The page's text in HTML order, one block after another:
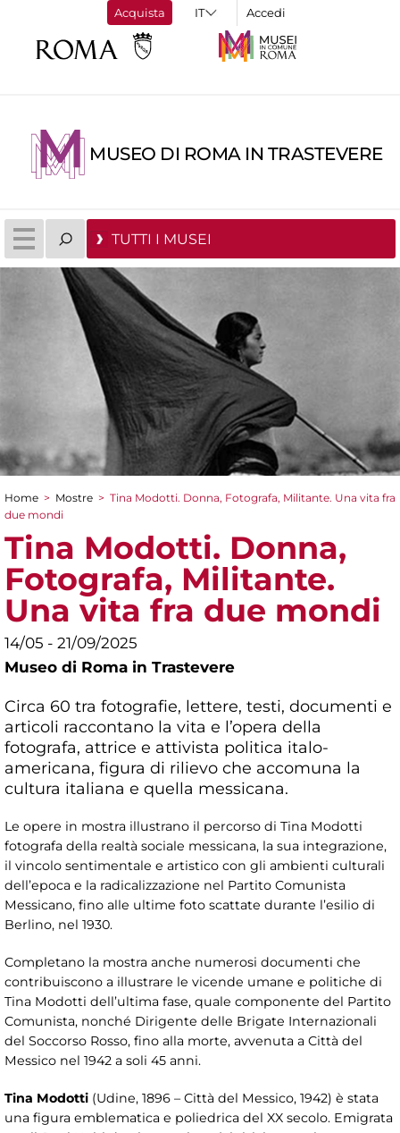
Acquista Accedi
MUSEO DI ROMA IN TRASTEVERE
TUTTI I MUSEI
Tu sei qui
Home > Mostre > Tina Modotti. Donna, Fotografa, Militante. Una vita fra
due mondi
Tina Modotti. Donna,
Fotografa, Militante.
Una vita fra due mondi
14/05 - 21/09/2025
Museo di Roma in Trastevere
Circa 60 tra fotografie, lettere, testi, documenti e
articoli raccontano la vita e l’opera della
fotografa, attrice e attivista politica italo-
americana, figura di rilievo che accomuna la
cultura italiana e quella messicana.
Le opere in mostra illustrano il percorso di Tina Modotti
fotografa della realtà sociale messicana, la sua integrazione,
il vincolo sentimentale e artistico con gli ambienti culturali
dell’epoca e la radicalizzazione nel Partito Comunista
Messicano, fino alle ultime foto scattate durante l’esilio di
Berlino, nel 1930.
Completano la mostra anche numerosi documenti che
contribuiscono a illustrare le vicende umane e politiche di
Tina Modotti dell’ultima fase, quale componente del Partito
Comunista, nonché Dirigente delle Brigate Internazionali
del Soccorso Rosso, fino alla morte, avvenuta a Città del
Messico nel 1942 a soli 45 anni.
Tina Modotti (Udine, 1896 – Città del Messico, 1942) è stata
una figura emblematica e poliedrica del XX secolo. Emigrata